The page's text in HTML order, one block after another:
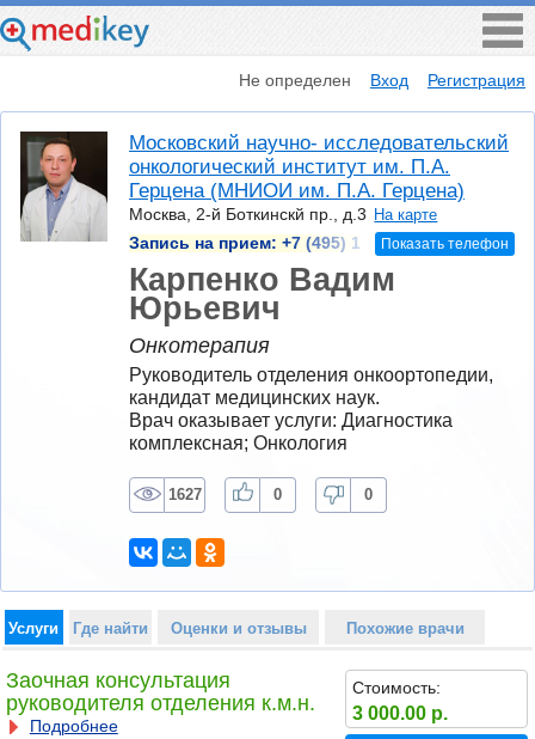
Не определен Вход Регистрация
Московский научно- исследовательский
онкологический институт им. П.А.
Герцена (МНИОИ им. П.А. Герцена)
Москва, 2-й Боткинскй пр., д.3 На карте
Запись на прием: +7 (495) 1 Показать телефон
Карпенко Вадим
Юрьевич
Онкотерапия
Руководитель отделения онкоортопедии,
кандидат медицинских наук.
Врач оказывает услуги: Диагностика
комплексная; Онкология
1627 0 0
Услуги Где найти Оценки и отзывы Похожие врачи
Заочная консультация
руководителя отделения к.м.н.
Подробнее
Стоимость:
3 000.00 р.